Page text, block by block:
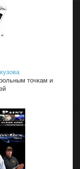
точкам и